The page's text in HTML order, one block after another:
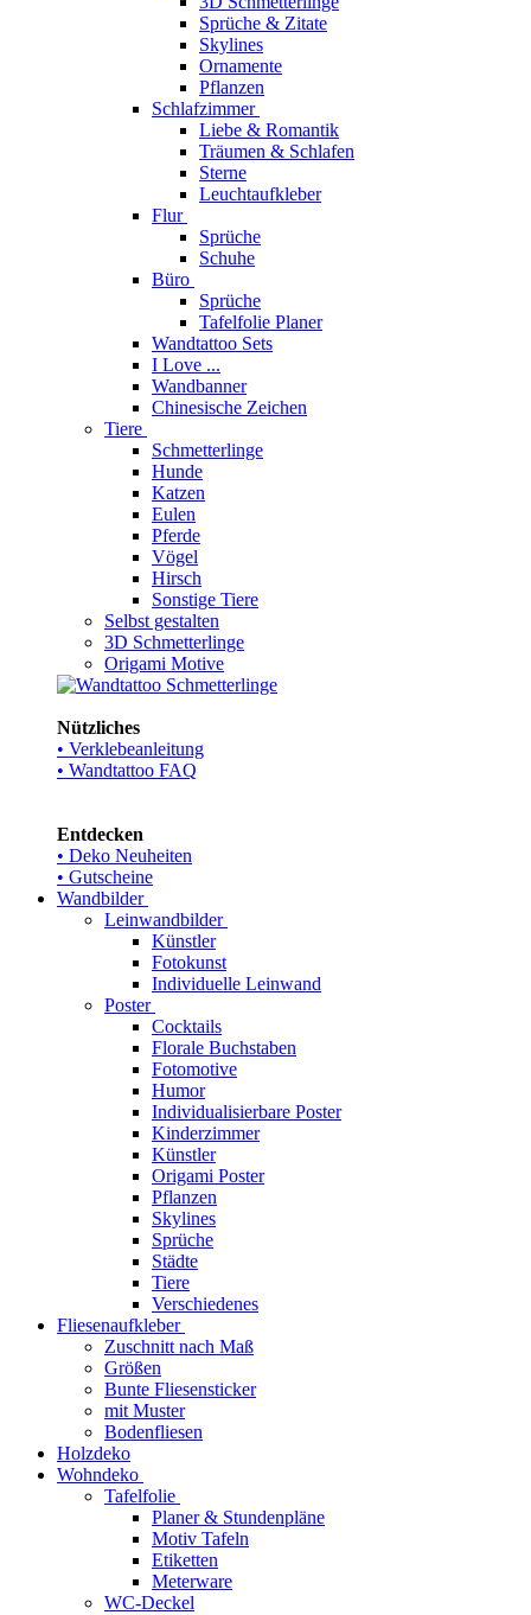
Sprüche & Zitate
Skylines
Ornamente
Pflanzen
Schlafzimmer
Liebe & Romantik
Träumen & Schlafen
Sterne
Leuchtaufkleber
Flur
Sprüche
Schuhe
Büro
Sprüche
Tafelfolie Planer
Wandtattoo Sets
I Love ...
Wandbanner
Chinesische Zeichen
Tiere
Schmetterlinge
Hunde
Katzen
Eulen
Pferde
Vögel
Hirsch
Sonstige Tiere
Selbst gestalten
3D Schmetterlinge
Origami Motive
Nützliches
• Verklebeanleitung
• Wandtattoo FAQ
Entdecken
• Deko Neuheiten
• Gutscheine
Wandbilder
Leinwandbilder
Künstler
Fotokunst
Individuelle Leinwand
Poster
Cocktails
Florale Buchstaben
Fotomotive
Humor
Individualisierbare Poster
Kinderzimmer
Künstler
Origami Poster
Pflanzen
Skylines
Sprüche
Städte
Tiere
Verschiedenes
Fliesenaufkleber
Zuschnitt nach Maß
Größen
Bunte Fliesensticker
mit Muster
Bodenfliesen
Holzdeko
Wohndeko
Tafelfolie
Planer & Stundenpläne
Motiv Tafeln
Etiketten
Meterware
WC-Deckel